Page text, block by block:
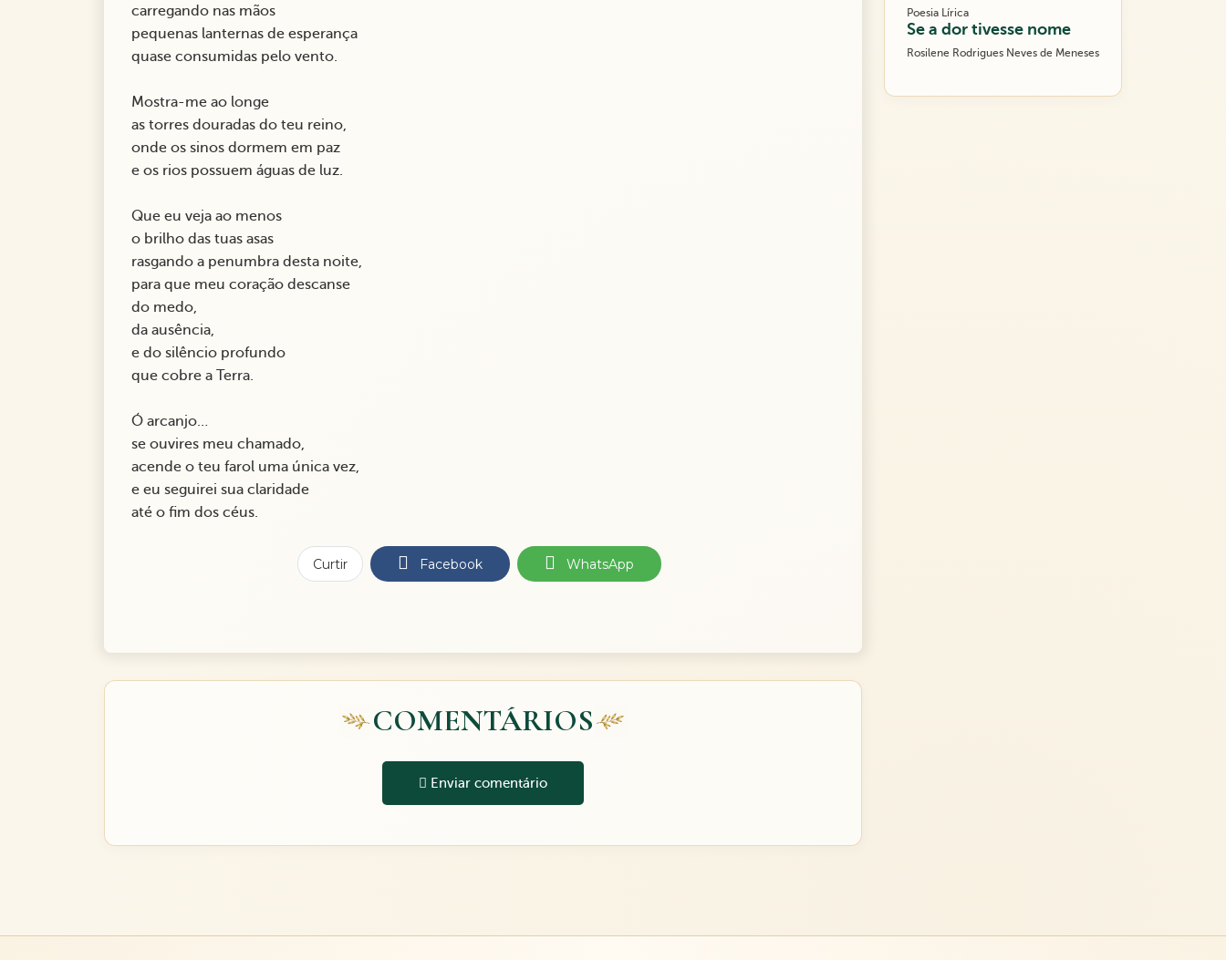
carregando nas mãos
pequenas lanternas de esperança
quase consumidas pelo vento.
Mostra-me ao longe
as torres douradas do teu reino,
onde os sinos dormem em paz
e os rios possuem águas de luz.
Que eu veja ao menos
o brilho das tuas asas
rasgando a penumbra desta noite,
para que meu coração descanse
do medo,
da ausência,
e do silêncio profundo
que cobre a Terra.
Ó arcanjo…
se ouvires meu chamado,
acende o teu farol uma única vez,
e eu seguirei sua claridade
até o fim dos céus.
Curtir Facebook WhatsApp
COMENTÁRIOS
Enviar comentário
Poesia Lírica
Se a dor tivesse nome
Rosilene Rodrigues Neves de Meneses